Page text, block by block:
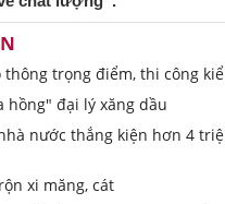
trọng điểm, thi công
hồng" đại lý xăng dầu
nước thắng kiện hơn 4
xi măng, cát